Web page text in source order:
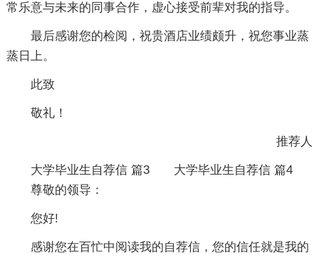
常乐意与未来的同事合作，虚心接受前辈对我的指导。
最后感谢您的检阅，祝贵酒店业绩颇升，祝您事业蒸
蒸日上。
此致
敬礼！
推荐人
大学毕业生自荐信 篇3
尊敬的领导：
您好!
感谢您在百忙中阅读我的自荐信，您的信任就是我的
大学毕业生自荐信 篇4